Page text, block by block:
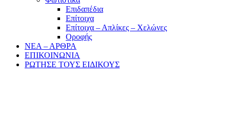
Επιδαπέδια
Επίτοιχα
Επίτοιχα – Απλίκες – Χελώνες
Οροφής
ΝΕΑ – ΑΡΘΡΑ
ΕΠΙΚΟΙΝΩΝΙΑ
ΡΩΤΗΣΕ ΤΟΥΣ ΕΙΔΙΚΟΥΣ